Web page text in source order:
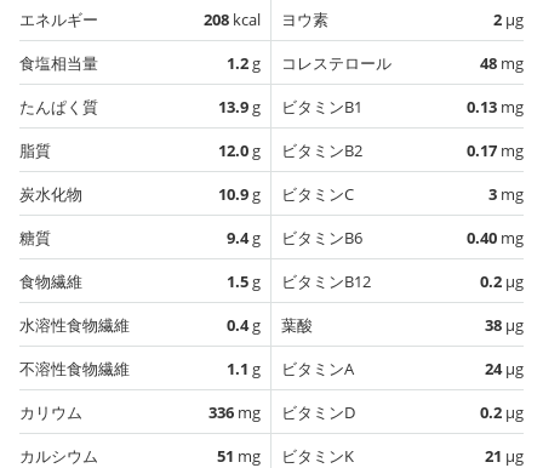
エネルギー 208 kcal
食塩相当量
1.2g
たんぱく質
13.9g
脂質
12.0g
炭水化物
10.9g
糖質
9.4g
食物繊維
1.5g
水溶性食物繊維
0.4g
不溶性食物繊維
1.1 g
カリウム
336 mg
カルシウム
51 mg
ヨウ素 2 µg
コレステロール
48 mg
ビタミンB1
0.13 mg
ビタミンB2
0.17 mg
ビタミンC
3 mg
ビタミンB6
0.40 mg
ビタミンB12
0.2 µg
葉酸
38 µg
ビタミンA
24µg
ビタミンD
0.2 µg
ビタミンK
21 µg